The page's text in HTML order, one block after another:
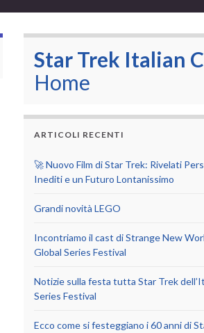
Star Trek Italian
Home
ARTICOLI RECENTI
🚀 Nuovo Film di Star Trek: Rivelati
Inediti e un Futuro Lontanissimo
Grandi novità LEGO
Incontriamo il cast di Strange New
Global Series Festival
Notizie sulla festa tutta Star Trek
Series Festival
Ecco come si festeggiano i 60 anni di